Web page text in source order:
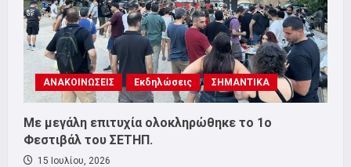
ΑΝΑΚΟΙΝΩΣΕΙΣ Εκδηλώσεις ΣΗΜΑΝΤΙΚΑ
Με μεγάλη επιτυχία ολοκληρώθηκε το 1ο
Φεστιβάλ του ΣΕΤΗΠ.
15 Ιουλίου, 2026